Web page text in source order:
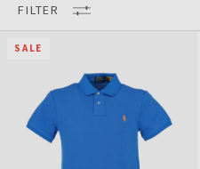
FILTER
SALE